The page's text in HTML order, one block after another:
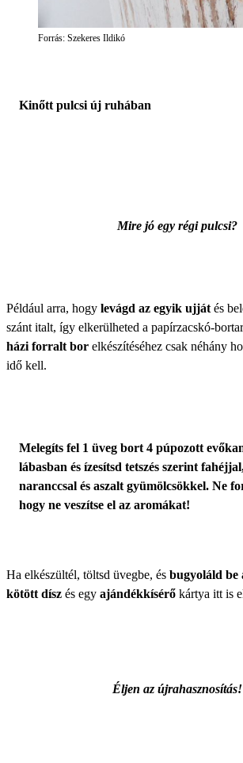
Forrás: Szekeres Ildikó
Kinőtt pulcsi új ruhában
Mire jó egy régi pulcsi?
Például arra, hogy levágd az egyik ujját és
szánt italt, így elkerülheted a papírzacskó-
házi forralt bor elkészítéséhez csak néhány
idő kell.
Melegíts fel 1 üveg bort 4 púpozott
lábasban és ízesítsd tetszés szerint
naranccsal és aszalt gyümölcsökkel. Ne
hogy ne veszítse el az aromákat!
Ha elkészültél, töltsd üvegbe, és bugyoláld be
kötött dísz és egy ajándékkísérő kártya itt is
Éljen az újrahasznosítás!